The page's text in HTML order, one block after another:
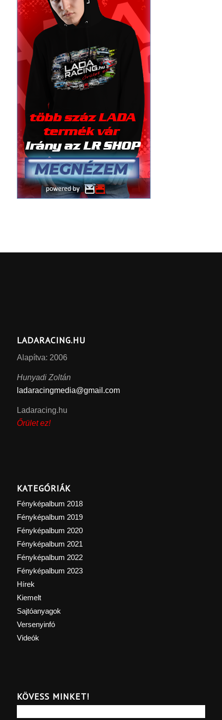
LADARACING.HU
Alapítva: 2006
Hunyadi Zoltán
ladaracingmedia@gmail.com
Ladaracing.hu
Őrület ez!
KATEGÓRIÁK
Fényképalbum 2018
Fényképalbum 2019
Fényképalbum 2020
Fényképalbum 2021
Fényképalbum 2022
Fényképalbum 2023
Hírek
Kiemelt
Sajtóanyagok
Versenyinfó
Videók
KÖVESS MINKET!